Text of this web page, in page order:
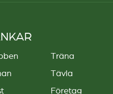
Träna
Tävla
Företag